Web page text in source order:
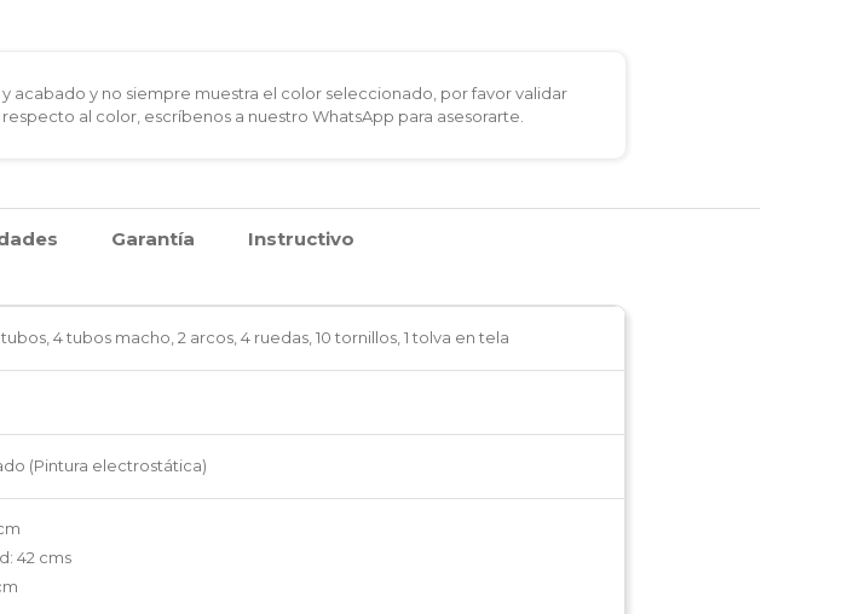
acabado y no siempre muestra el color seleccionado, por favor validar
al color, escríbenos a nuestro WhatsApp para asesorarte.
Garantía Instructivo
4 tubos macho, 2 arcos, 4 ruedas, 10 tornillos, 1 tolva en tela
(Pintura electrostática)
42 cms